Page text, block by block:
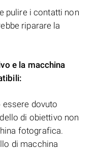
pulire i contatti non
riparare la
e la macchina
essere dovuto
di obiettivo non
fotografica.
di macchina